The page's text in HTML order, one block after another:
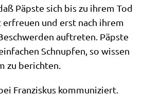
Päp­ste sich bis zu ihrem Tod
und erst nach ihrem
auf­tre­ten. Päp­ste
Schnup­fen, so wis­sen
zu berichten.
Fran­zis­kus kom­mu­ni­ziert.